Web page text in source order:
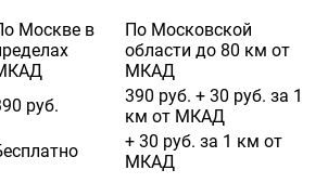
Москве в
По Московской
области до 80 км от
МКАД
руб.
390 руб. + 30 руб. за 1
км от МКАД
+ 30 руб. за 1 км от
МКАД